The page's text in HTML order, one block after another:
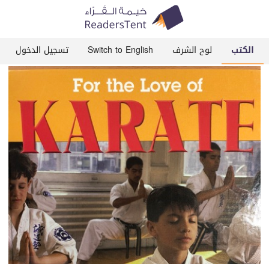
الكتب لوح الشرف Switch to English تسجيل الدخول